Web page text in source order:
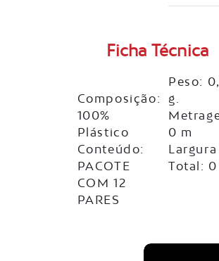
Ficha Técnica
Composição:
100%
Plástico
Conteúdo:
PACOTE
COM 12
PARES
Peso:
g.
0 m
Largura
Total: 0